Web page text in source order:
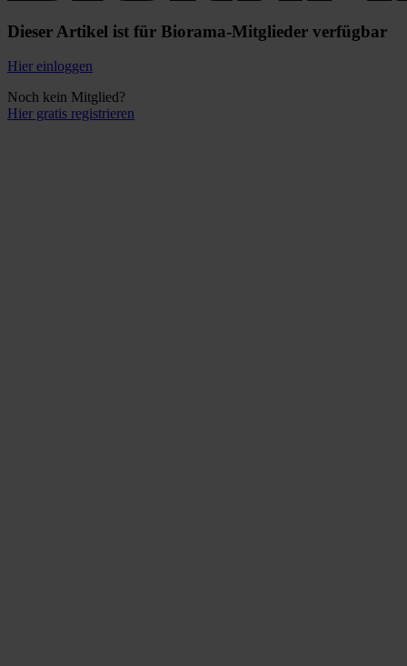
Dieser Artikel ist für Biorama-Mitglieder verfügbar
Hier einloggen
Noch kein Mitglied?
Hier gratis registrieren